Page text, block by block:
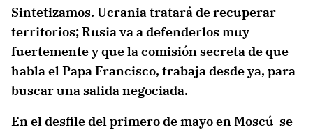
Sintetizamos. Ucrania tratará de recuperar
territorios; Rusia va a defenderlos muy
fuertemente y que la comisión secreta de que
habla el Papa Francisco, trabaja desde ya, para
buscar una salida negociada.
En el desfile del primero de mayo en Moscú se